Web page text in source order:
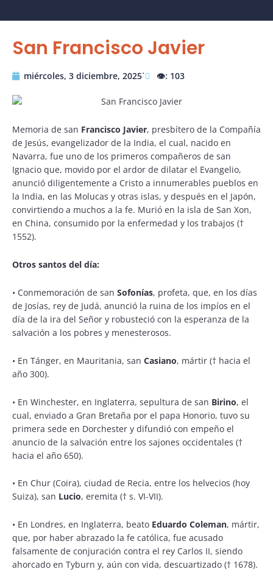
San Francisco Javier
miércoles, 3 diciembre, 2025˙ 👁️: 103
Memoria de san Francisco Javier, presbítero de la Compañía
de Jesús, evangelizador de la India, el cual, nacido en
Navarra, fue uno de los primeros compañeros de san
Ignacio que, movido por el ardor de dilatar el Evangelio,
anunció diligentemente a Cristo a innumerables pueblos en
la India, en las Molucas y otras islas, y después en el Japón,
convirtiendo a muchos a la fe. Murió en la isla de San Xon,
en China, consumido por la enfermedad y los trabajos (†
1552).
Otros santos del día:
• Conmemoración de san Sofonías, profeta, que, en los días
de Josías, rey de Judá, anunció la ruina de los impíos en el
día de la ira del Señor y robusteció con la esperanza de la
salvación a los pobres y menesterosos.
• En Tánger, en Mauritania, san Casiano, mártir († hacia el
año 300).
• En Winchester, en Inglaterra, sepultura de san Birino, el
cual, enviado a Gran Bretaña por el papa Honorio, tuvo su
primera sede en Dorchester y difundió con empeño el
anuncio de la salvación entre los sajones occidentales (†
hacia el año 650).
• En Chur (Coira), ciudad de Recia, entre los helvecios (hoy
Suiza), san Lucio, eremita († s. VI-VII).
• En Londres, en Inglaterra, beato Eduardo Coleman, mártir,
que, por haber abrazado la fe católica, fue acusado
falsamente de conjuración contra el rey Carlos II, siendo
ahorcado en Tyburn y, aún con vida, descuartizado († 1678).